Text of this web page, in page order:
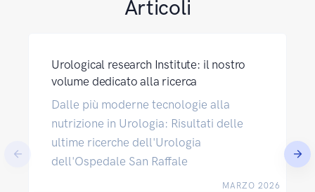
Articoli
Urological research Institute: il nostro
volume dedicato alla ricerca
Dalle più moderne tecnologie alla
nutrizione in Urologia: Risultati delle
ultime ricerche dell'Urologia
dell'Ospedale San Raffale
MARZO 2026